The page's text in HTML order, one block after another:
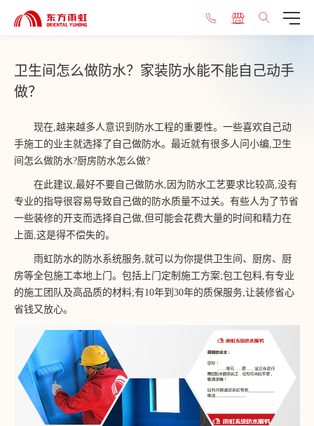
卫生间怎么做防水？家装防水能不能自己动手
做？
现在,越来越多人意识到防水工程的重要性。一些喜欢自己动
手施工的业主就选择了自己做防水。最近就有很多人问小编,卫生
间怎么做防水?厨房防水怎么做?
在此建议,最好不要自己做防水,因为防水工艺要求比较高,没有
专业的指导很容易导致自己做的防水质量不过关。有些人为了节省
一些装修的开支而选择自己做,但可能会花费大量的时间和精力在
上面,这是得不偿失的。
雨虹防水的防水系统服务,就可以为你提供卫生间、厨房、厨
房等全包施工本地上门。包括上门定制施工方案;包工包料,有专业
的施工团队及高品质的材料;有10年到30年的质保服务,让装修省心
省钱又放心。